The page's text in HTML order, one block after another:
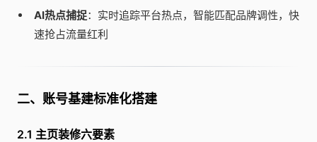
AI热点捕捉：实时追踪平台热点，智能匹配品牌调性，快
速抢占流量红利
二、账号基建标准化搭建
2.1 主页装修六要素